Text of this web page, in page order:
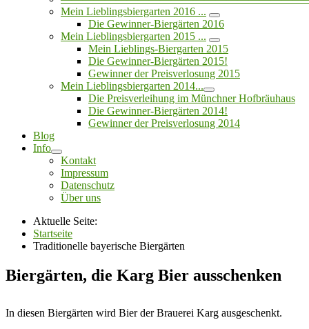
Mein Lieblingsbiergarten 2016 ...
Die Gewinner-Biergärten 2016
Mein Lieblingsbiergarten 2015 ...
Mein Lieblings-Biergarten 2015
Die Gewinner-Biergärten 2015!
Gewinner der Preisverlosung 2015
Mein Lieblingsbiergarten 2014...
Die Preisverleihung im Münchner Hofbräuhaus
Die Gewinner-Biergärten 2014!
Gewinner der Preisverlosung 2014
Blog
Info
Kontakt
Impressum
Datenschutz
Über uns
Aktuelle Seite:
Startseite
Traditionelle bayerische Biergärten
Biergärten, die Karg Bier ausschenken
In diesen Biergärten wird Bier der Brauerei Karg ausgeschenkt.